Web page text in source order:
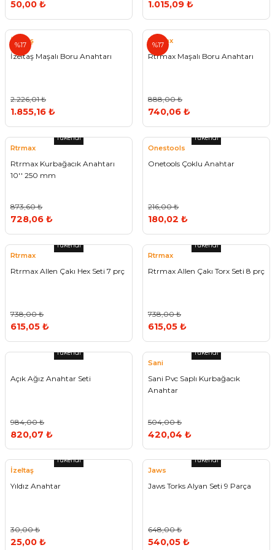
Ayak Tablaları
Ara Ayak ve Aparatları
Sandık Kilitleri
Streç
Zımba Teli
El Rendesi
Şampuanlık
Tuvalet Kağıtlılığı
50,00 ₺ 1.015,09 ₺
%17
İzeltaş
İzeltaş Maşalı Boru Anahtarı
2.226,01 ₺
1.855,16 ₺
%17
Rtrmax
Rtrmax Maşalı Boru Anahtarı
888,00 ₺
740,06 ₺
Tükendi
Rtrmax
Rtrmax Kurbağacık Anahtarı
10'' 250 mm
873,60 ₺
728,06 ₺
Tükendi
Onestools
Onetools Çoklu Anahtar
216,00 ₺
180,02 ₺
Tükendi
Rtrmax
Rtrmax Allen Çakı Hex Seti 7 prç
738,00 ₺
615,05 ₺
Tükendi
Rtrmax
Rtrmax Allen Çakı Torx Seti 8 prç
738,00 ₺
615,05 ₺
Tükendi
Açık Ağız Anahtar Seti
984,00 ₺
820,07 ₺
Tükendi
Sani
Sani Pvc Saplı Kurbağacık
Anahtar
504,00 ₺
420,04 ₺
Tükendi
İzeltaş
Yıldız Anahtar
30,00 ₺
25,00 ₺
Tükendi
Jaws
Jaws Torks Alyan Seti 9 Parça
648,00 ₺
540,05 ₺